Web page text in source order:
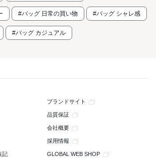
#バッグ 日常の買い物 #バッグ シャレ感
#バッグ カジュアル
ブランドサイト
品質保証
会社概要
採用情報
記 GLOBAL WEB SHOP